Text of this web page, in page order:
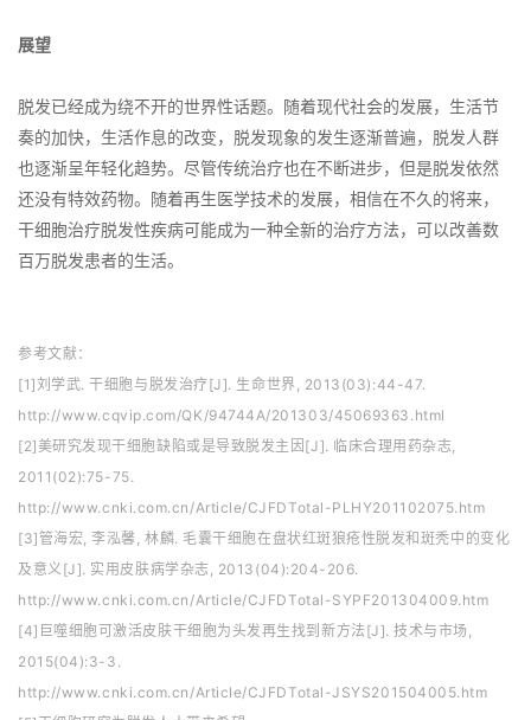
展望
脱发已经成为绕不开的世界性话题。随着现代社会的发展，生活节
奏的加快，生活作息的改变，脱发现象的发生逐渐普遍，脱发人群
也逐渐呈年轻化趋势。尽管传统治疗也在不断进步，但是脱发依然
还没有特效药物。随着再生医学技术的发展，相信在不久的将来，
干细胞治疗脱发性疾病可能成为一种全新的治疗方法，可以改善数
百万脱发患者的生活。
参考文献：
[1]刘学武. 干细胞与脱发治疗[J]. 生命世界, 2013(03):44-47.
http://www.cqvip.com/QK/94744A/201303/45069363.html
[2]美研究发现干细胞缺陷或是导致脱发主因[J]. 临床合理用药杂志,
2011(02):75-75.
http://www.cnki.com.cn/Article/CJFDTotal-PLHY201102075.htm
[3]管海宏, 李泓馨, 林麟. 毛囊干细胞在盘状红斑狼疮性脱发和斑秃中的变化
及意义[J]. 实用皮肤病学杂志, 2013(04):204-206.
http://www.cnki.com.cn/Article/CJFDTotal-SYPF201304009.htm
[4]巨噬细胞可激活皮肤干细胞为头发再生找到新方法[J]. 技术与市场,
2015(04):3-3.
http://www.cnki.com.cn/Article/CJFDTotal-JSYS201504005.htm